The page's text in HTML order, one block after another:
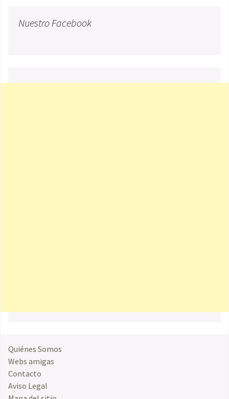
Nuestro Facebook
Quiénes Somos
Webs amigas
Contacto
Aviso Legal